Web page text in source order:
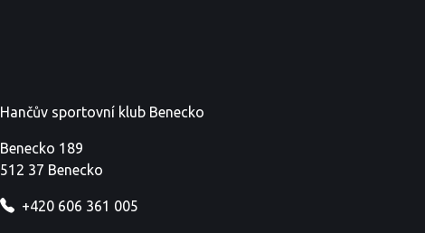
Hančův sportovní klub Benecko
Benecko 189
512 37 Benecko
+420 606 361 005